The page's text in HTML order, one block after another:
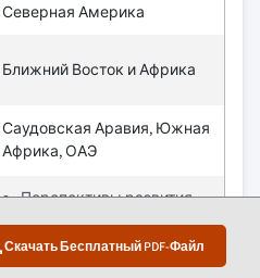
Скачать Бесплатный PDF-Файл
Северная Америка
Ближний Восток и Африка
Саудовская Аравия, Южная
Африка, ОАЭ
Перспективы развития
ПАВ определяются
продолжающимися